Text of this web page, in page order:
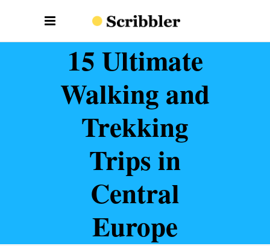
15 Ultimate
Walking and
Trekking
Trips in
Central
Europe